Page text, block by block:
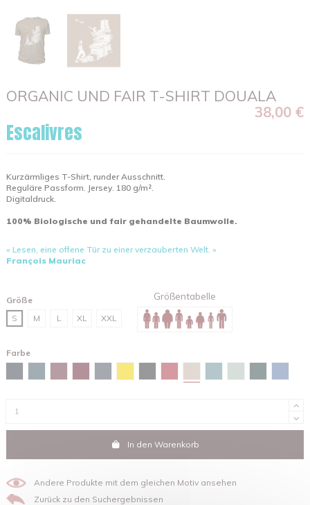
ORGANIC UND FAIR T-SHIRT DOUALA
38,00 €
Escalivres
Kurzärmliges T-Shirt, runder Ausschnitt.
Reguläre Passform. Jersey. 180 g/m².
Digitaldruck.
100% Biologische und fair gehandelte Baumwolle.
« Lesen, eine offene Tür zu einer verzauberten Welt. »
François Mauriac
Größe
S
M L XL XXL
Größentabelle
Farbe
In den Warenkorb
Andere Produkte mit dem gleichen Motiv ansehen
Zurück zu den Suchergebnissen